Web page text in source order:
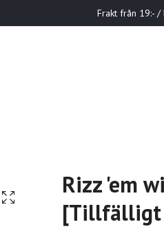
Frakt från 19:-
Rizz 'em
[Tillfälligt